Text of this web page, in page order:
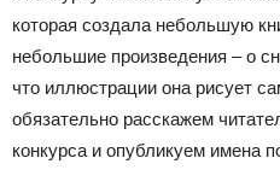
которая создала небольшую
небольшие произведения – о
что иллюстрации она рисует
обязательно расскажем
конкурса и опубликуем имена